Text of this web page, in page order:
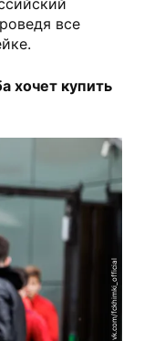
все
хочет купить
vk.com/fckhimki_official